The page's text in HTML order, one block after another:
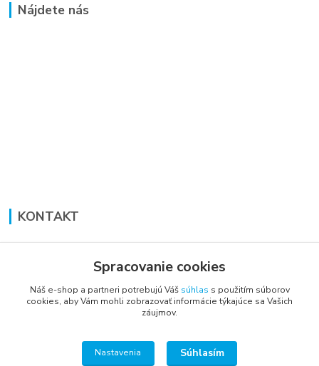
Nájdete nás
KONTAKT
+421 948 711 774
vsetkoprenabytok@gmail.com
Spracovanie cookies
Náš e-shop a partneri potrebujú Váš súhlas s použitím súborov
cookies, aby Vám mohli zobrazovať informácie týkajúce sa Vašich
záujmov.
Nastavenia Súhlasím